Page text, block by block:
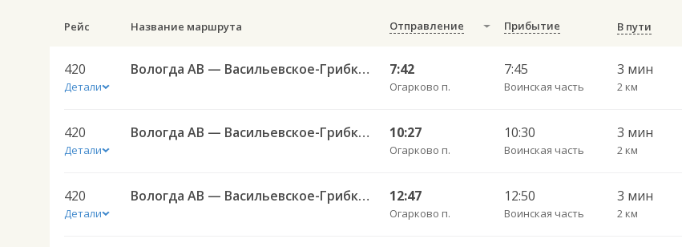
Рейс Название маршрута Отправление Прибытие В пути
420
Детали
Вологда АВ — Васильевское-Грибково 420 7:42
Огарково п.
7:45
Воинская часть
3 мин
2 км
420
Детали
Вологда АВ — Васильевское-Грибково 420 10:27
Огарково п.
10:30
Воинская часть
3 мин
2 км
420
Детали
Вологда АВ — Васильевское-Грибково 420 12:47
Огарково п.
12:50
Воинская часть
3 мин
2 км